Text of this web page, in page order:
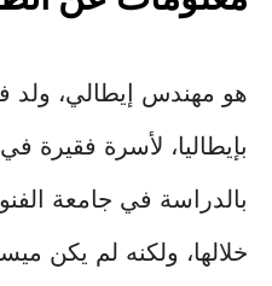
هو مهندس إيطالي، ولد
بالدراسة في جامعة
خلالها، ولكنه لم يكن